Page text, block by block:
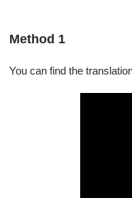
Method 1
You can find the
電子票或尚未取紙本票：請
，依照付款方式提出申請。
已取紙本票券：請持全套
資訊於退票期限前（郵戳